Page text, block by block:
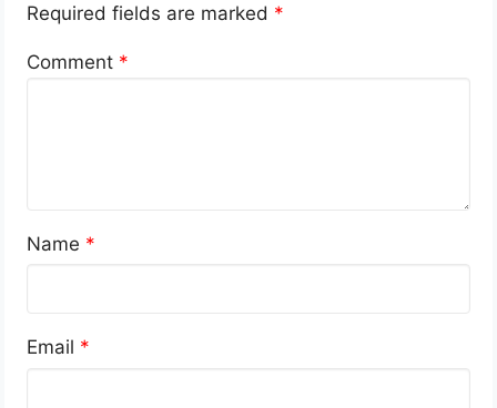
Required fields are marked *
Comment *
Name *
Email *